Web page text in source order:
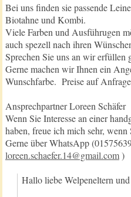
Bei uns finden sie passende
Biotahne und Kombi.
Viele Farben und Ausführugen
auch spezell nach ihren
Sprechen Sie uns an wir erfüllen
Gerne machen wir Ihnen ein
Wunschfarbe. Preise auf
Ansprechpartner Loreen Schäfer
Wenn Sie Interesse an einer
haben, freue ich mich sehr,
Gerne über WhatsApp
loreen.schaefer.14@gmail.com)
Hallo liebe Welpeneltern